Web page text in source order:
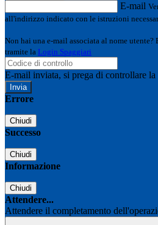
E-mail
all'indirizzo indicato con le istruzioni
Non hai una e-mail associata al nome utente?
tramite la Login Spaggiari
E-mail inviata, si prega di controllare la
Errore
Chiudi
Successo
Chiudi
Informazione
Chiudi
Attendere...
Attendere il completamento